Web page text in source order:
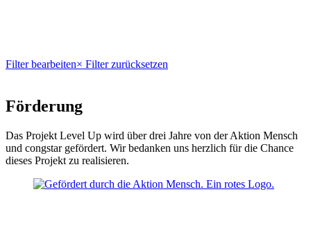
Filter bearbeiten× Filter zurücksetzen
Förderung
Das Projekt Level Up wird über drei Jahre von der Aktion Mensch
und congstar gefördert. Wir bedanken uns herzlich für die Chance
dieses Projekt zu realisieren.